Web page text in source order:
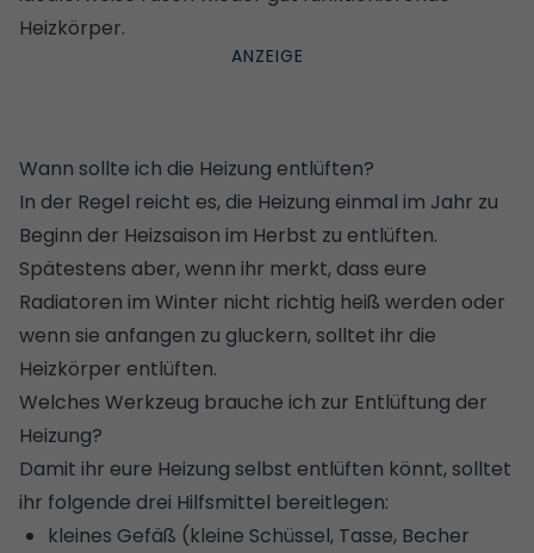
Heizkörper.
Wann sollte ich die Heizung entlüften?
In der Regel reicht es, die Heizung einmal im Jahr zu
Beginn der Heizsaison im Herbst zu entlüften.
Spätestens aber, wenn ihr merkt, dass eure
Radiatoren im Winter nicht richtig heiß werden oder
wenn sie anfangen zu gluckern, solltet ihr die
Heizkörper entlüften.
Welches Werkzeug brauche ich zur Entlüftung der
Heizung?
Damit ihr eure Heizung selbst entlüften könnt, solltet
ihr folgende drei Hilfsmittel bereitlegen:
kleines Gefäß (kleine Schüssel, Tasse, Becher